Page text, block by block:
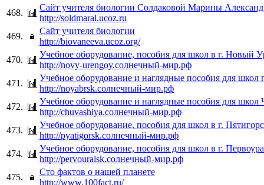
468.
Сайт учителя биологии Солдаковой Марины
http://soldmaral.ucoz.ru
469.
Сайт учителя биологии
http://biovaneeva.ucoz.org/
470.
Учебное оборудование, пособия для школ в г. Новый
http://novy-urengoy.солнечный-мир.рф
471.
Учебное оборудование и наглядные пособия для школ
http://noyabrsk.солнечный-мир.рф
472.
Учебное оборудование и наглядные пособия для школ
http://chuvashiya.солнечный-мир.рф
473.
Учебное оборудование, пособия для школ в г.
http://pyatigorsk.солнечный-мир.рф
474.
Учебное оборудование, пособия для школ в г.
http://pervouralsk.солнечный-мир.рф
475.
Сто фактов о нашей планете
http://www.100fact.ru/